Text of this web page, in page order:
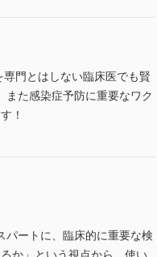
門とはしない臨床医でも賢
た感染症予防に重要なワク
！
パートに、臨床的に重要な検